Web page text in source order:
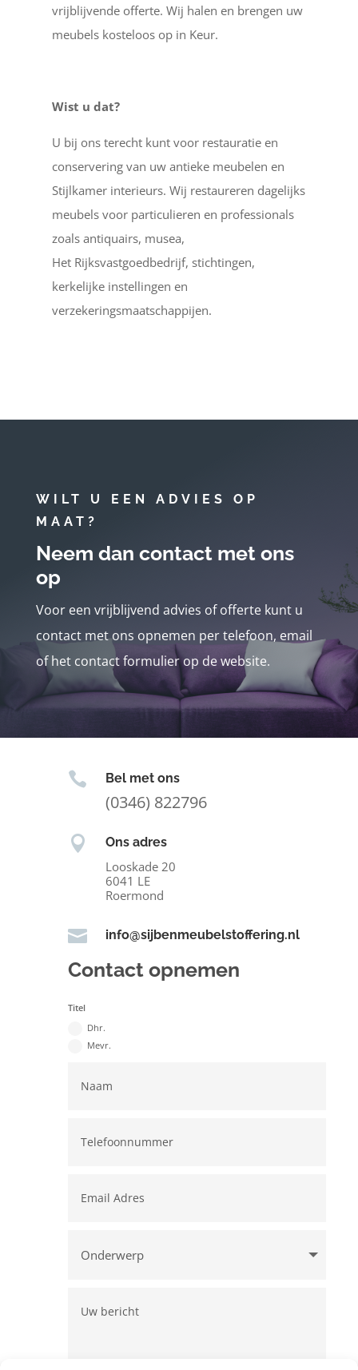
vrijblijvende offerte. Wij halen en brengen uw
meubels kosteloos op in Keur.
Wist u dat?
U bij ons terecht kunt voor restauratie en
conservering van uw antieke meubelen en
Stijlkamer interieurs. Wij restaureren dagelijks
meubels voor particulieren en professionals
zoals antiquairs, musea,
Het Rijksvastgoedbedrijf, stichtingen,
kerkelijke instellingen en
verzekeringsmaatschappijen.
WILT U EEN ADVIES OP
MAAT?
Neem dan contact met ons
op
Voor een vrijblijvend advies of offerte kunt u
contact met ons opnemen per telefoon, email
of het contact formulier op de website.
 Bel met ons
(0346) 822796
 Ons adres
Looskade 20
6041 LE
Roermond
 info@sijbenmeubelstoffering.nl
Contact opnemen
Titel
Dhr.
Mevr.